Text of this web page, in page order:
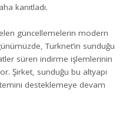
kanıtladı.
güncellemelerin modern
Turknet’in sunduğu
süren indirme işlemlerinin
Şirket, sunduğu bu altyapı
desteklemeye devam